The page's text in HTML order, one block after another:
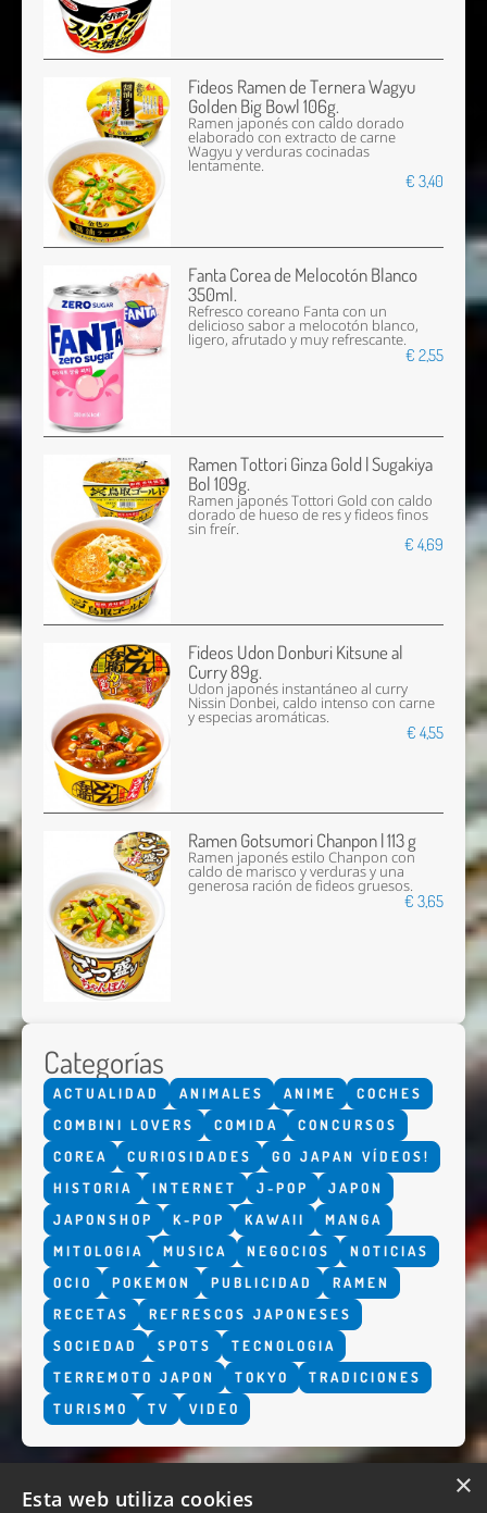
Fideos Ramen de Ternera Wagyu
Golden Big Bowl 106g.
Ramen japonés con caldo dorado
elaborado con extracto de carne
Wagyu y verduras cocinadas
lentamente.
€ 3,40
Fanta Corea de Melocotón Blanco
350ml.
Refresco coreano Fanta con un
delicioso sabor a melocotón blanco,
ligero, afrutado y muy refrescante.
€ 2,55
Ramen Tottori Ginza Gold | Sugakiya
Bol 109g.
Ramen japonés Tottori Gold con caldo
dorado de hueso de res y fideos finos
sin freír.
€ 4,69
Fideos Udon Donburi Kitsune al
Curry 89g.
Udon japonés instantáneo al curry
Nissin Donbei, caldo intenso con carne
y especias aromáticas.
€ 4,55
Ramen Gotsumori Chanpon | 113 g
Ramen japonés estilo Chanpon con
caldo de marisco y verduras y una
generosa ración de fideos gruesos.
€ 3,65
Categorías
ACTUALIDAD ANIMALES ANIME
COCHES
COMBINI LOVERS
COMIDA
CONCURSOS
COREA
CURIOSIDADES
GO JAPAN VÍDEOS!
HISTORIA
INTERNET J-POP
JAPON
JAPONSHOP
K-POP KAWAII
MANGA
MITOLOGIA
MUSICA NEGOCIOS
NOTICIAS
OCIO
POKEMON PUBLICIDAD
RAMEN
RECETAS
REFRESCOS JAPONESES
SOCIEDAD
SPOTS
TECNOLOGIA
TERREMOTO JAPON
TOKYO
TRADICIONES
TURISMO
TV VIDEO
×
Esta web utiliza cookies